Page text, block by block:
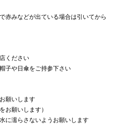
みなどが出ている場合は引いてから
店ください
や日傘をご持参下さい
願いします
願いします）
濡らさないようお願いします